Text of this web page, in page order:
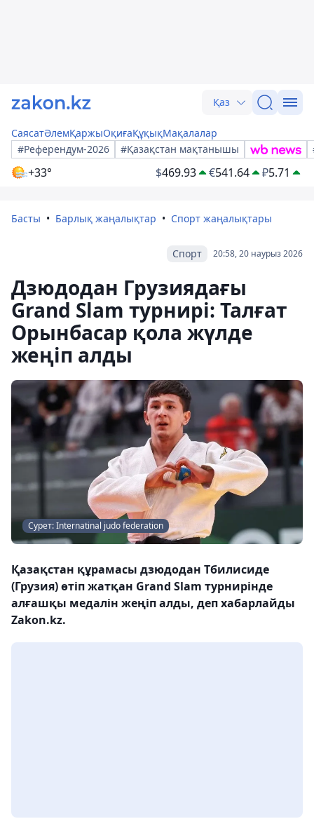
Қаз
СаясатӘлемҚаржыОқиғаҚұқықМақалалар
#Референдум-2026
#Қазақстан мақтанышы
+33° $469.93 €541.64 ₽5.71
Басты Барлық жаңалықтар Спорт жаңалықтары
20:58, 20 наурыз 2026
Спорт
Дзюдодан Грузиядағы
Grand Slam турнирі: Талғат
Орынбасар қола жүлде
жеңіп алды
Сурет: Internatinal judo federation
Қазақстан құрамасы дзюдодан Тбилисиде
(Грузия) өтіп жатқан Grand Slam турнирінде
алғашқы медалін жеңіп алды, деп хабарлайды
Zakon.kz.